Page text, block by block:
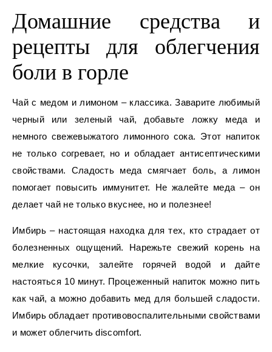
Домашние средства и
рецепты для облегчения
боли в горле
Чай с медом и лимоном – классика. Заварите любимый
черный или зеленый чай, добавьте ложку меда и
немного свежевыжатого лимонного сока. Этот напиток
не только согревает, но и обладает антисептическими
свойствами. Сладость меда смягчает боль, а лимон
помогает повысить иммунитет. Не жалейте меда – он
делает чай не только вкуснее, но и полезнее!
Имбирь – настоящая находка для тех, кто страдает от
болезненных ощущений. Нарежьте свежий корень на
мелкие кусочки, залейте горячей водой и дайте
настояться 10 минут. Процеженный напиток можно пить
как чай, а можно добавить мед для большей сладости.
Имбирь обладает противовоспалительными свойствами
и может облегчить discomfort.